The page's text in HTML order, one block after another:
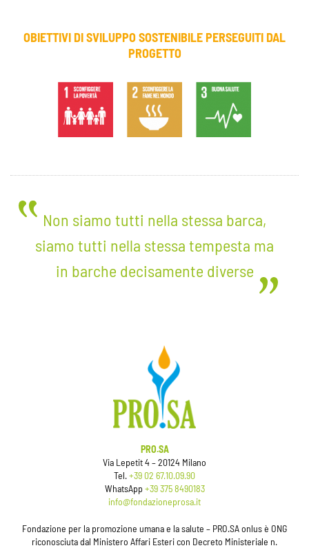
OBIETTIVI DI SVILUPPO SOSTENIBILE PERSEGUITI DAL
PROGETTO
Non siamo tutti nella stessa barca,
siamo tutti nella stessa tempesta ma
in barche decisamente diverse
PRO.SA
Via Lepetit 4 – 20124 Milano
Tel.+39 02 67.10.09.90
WhatsApp+39 375 8490183
info@fondazioneprosa.it
Fondazione per la promozione umana e la salute – PRO.SA onlus è ONG
riconosciuta dal Ministero Affari Esteri con Decreto Ministeriale n.